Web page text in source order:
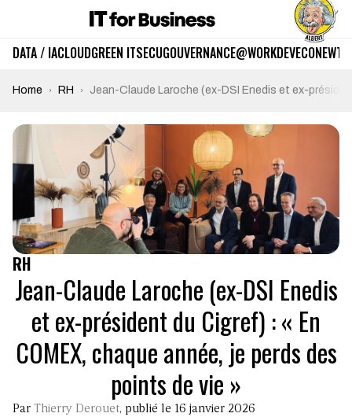
DATA / IACLOUDGREEN ITSECUGOUVERNANCE@WORKDEVECO
Home RH Jean-Claude Laroche (ex-DSI Enedis et ex-
RH
Jean-Claude Laroche (ex-DSI Enedis
et ex-président du Cigref) : « En
COMEX, chaque année, je perds des
points de vie »
Par Thierry Derouet, publié le 16 janvier 2026